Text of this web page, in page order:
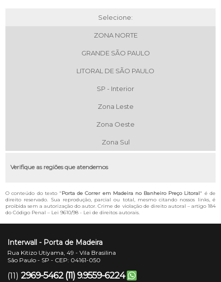
Selecione:
ZONA NORTE
GRANDE SÃO PAULO
LITORAL DE SÃO PAULO
SP - Interior
Zona Leste
Zona Oeste
Zona Sul
Verifique as regiões que atendemos
O conteúdo do texto "Porta de Correr em Madeira no Banheiro Preço Litoral" é de
direito reservado. Sua reprodução, parcial ou total, mesmo citando nossos links, é
proibida sem a autorização do autor. Crime de violação de direito autoral – artigo 184
do Código Penal – Lei 9610/98 - Lei de direitos autorais.
Interwall - Porta de Madeira
Rua Kitizo Utiyama, 49 - Vila Brasilina
São Paulo - SP - CEP: 04161-050
(11) 2969-5462 (11) 9.9559-6224